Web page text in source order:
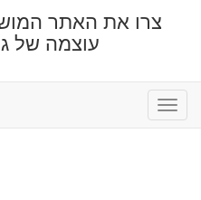
צרו את האתר
עוצמה של
ניווט